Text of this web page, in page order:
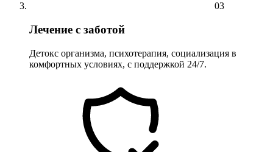
03
Лечение с заботой
Детокс организма, психотерапия, социализация в
комфортных условиях, с поддержкой 24/7.